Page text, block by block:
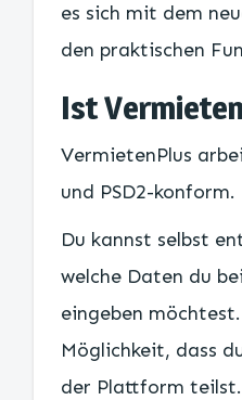
es sich mit dem
den praktischen
Ist
VermietenPlus
und PSD2-konform.
Du kannst selbst
welche Daten du
eingeben
Möglichkeit, dass
der Plattform